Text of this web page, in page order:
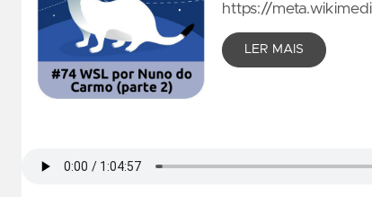
https://
LER MAIS